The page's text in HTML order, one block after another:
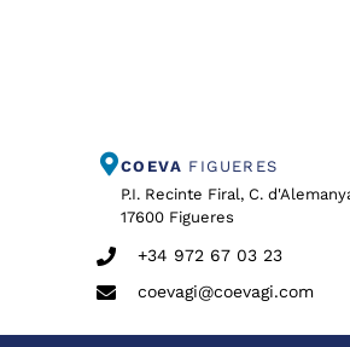
COEVA FIGUERES
P.I. Recinte Firal, C.
17600 Figueres
+34 972 67 03 23
coevagi@coevagi.com